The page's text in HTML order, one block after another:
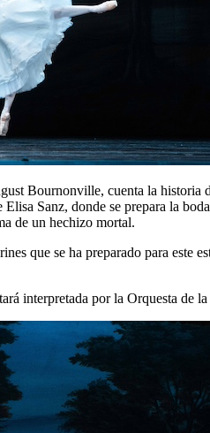
Bournonville, cuenta la
Elisa Sanz, donde se prepara la
de un hechizo mortal.
que se ha preparado para este
interpretada por la Orquesta de